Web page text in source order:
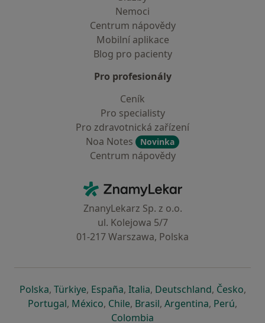
Nemoci
Centrum nápovědy
Mobilní aplikace
Blog pro pacienty
Pro profesionály
Ceník
Pro specialisty
Pro zdravotnická zařízení
Noa Notes
Novinka
Centrum nápovědy
ZnamyLekar - Hlavní stránka
ZnanyLekarz Sp. z o.o.
ul. Kolejowa 5/7
01-217 Warszawa, Polska
Polskase otevře v nové záložce
, Türkiyese otevře v nové záložce
, Españase otevře v nové záložce
, Italiase otevře v nové záložce
, Deutschlandse otevře v
, Českose
,
Portugalse otevře v nové záložce
, Méxicose otevře v nové záložce
, Chilese otevře v nové záložce
, Brasilse otevře v nové
, Argentinase otevře v
, Perúse
,
Colombia